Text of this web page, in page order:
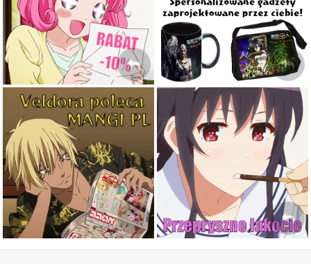
Mangi po polsku
w najlepszych cenach Japońskie smaki!